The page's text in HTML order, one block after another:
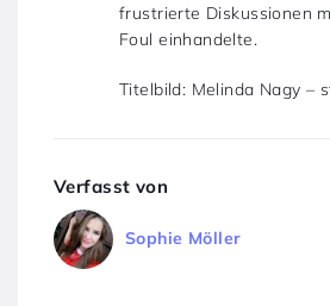
frustrierte Diskussionen
Foul einhandelte.
Titelbild: Melinda Nagy –
Verfasst von
Sophie Möller